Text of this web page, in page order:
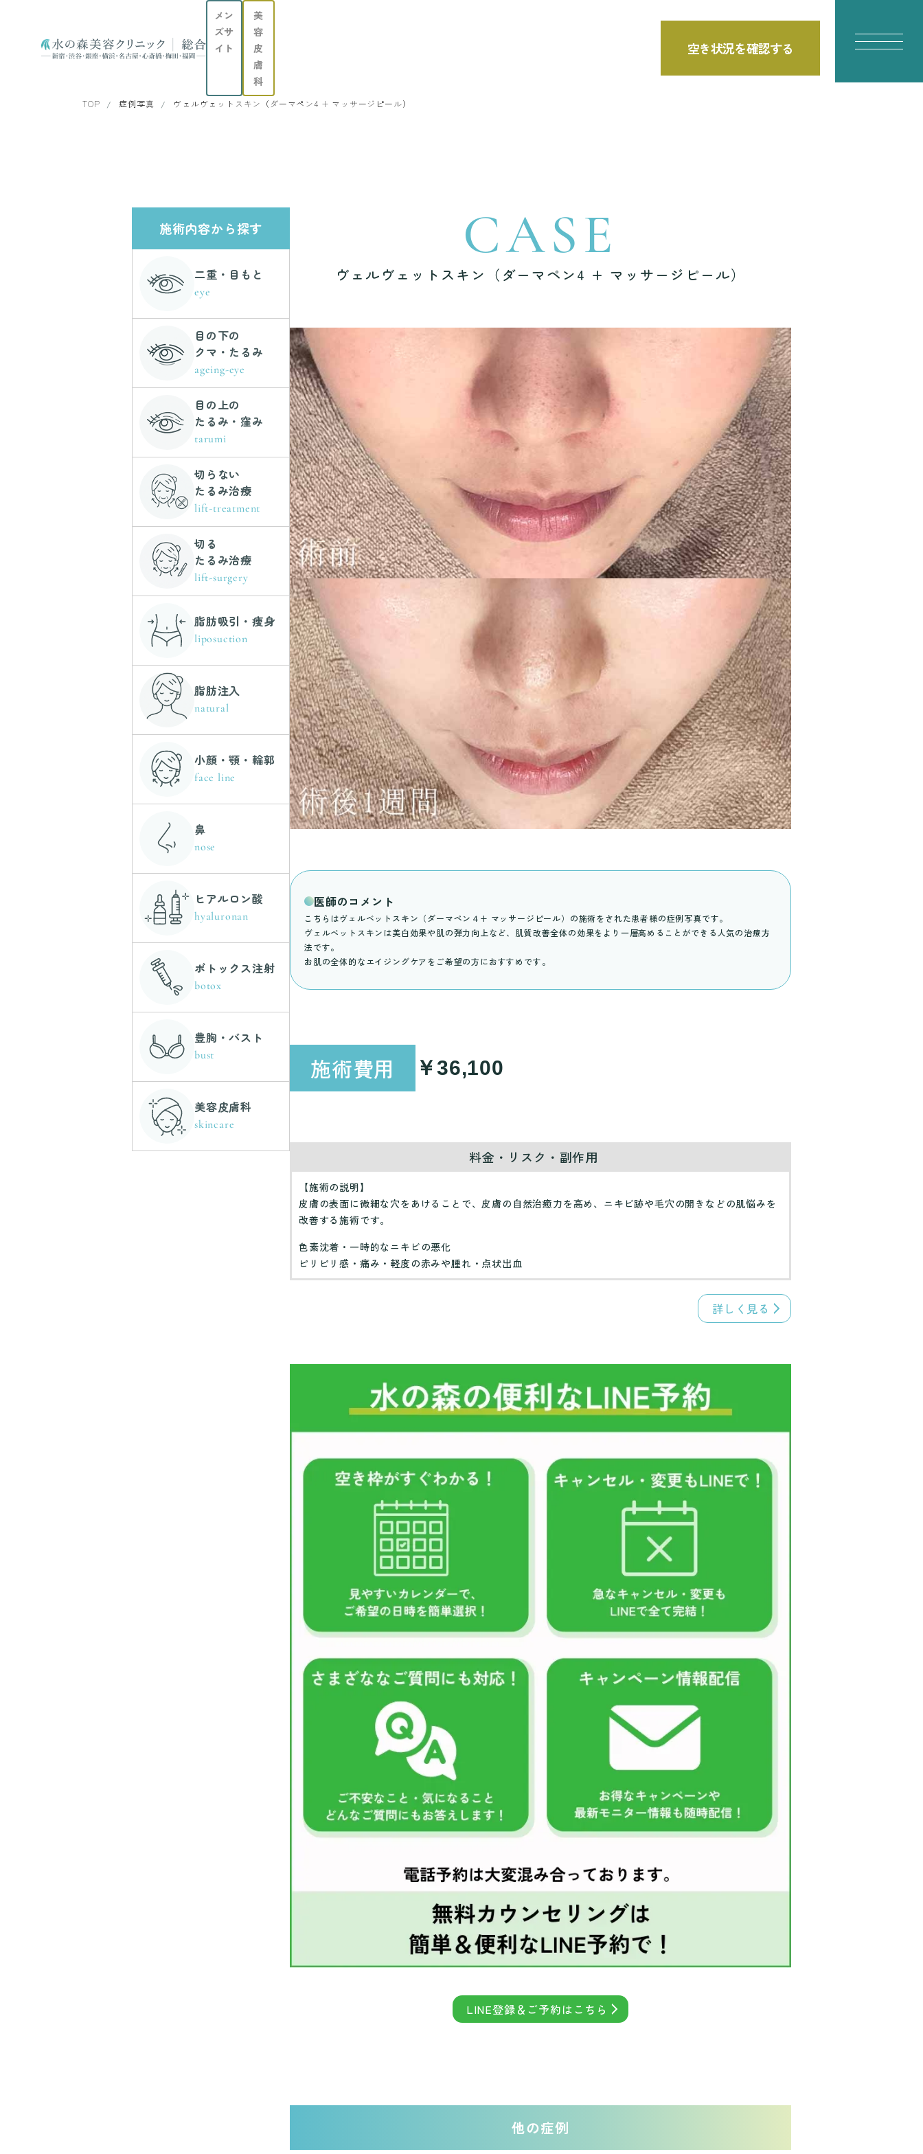
メン
ズサ
イト
美
容
皮
膚
科
空き状況を確認する
TOP 症例写真 ヴェルヴェットスキン（ダーマペン4 + マッサージピール）
CASE
ヴェルヴェットスキン（ダーマペン4 + マッサージピール）
医師のコメント
こちらはヴェルベットスキン（ダーマペン４+ マッサージピール）の施術をされた患者様の症例写真です。
ヴェルベットスキンは美白効果や肌の弾力向上など、肌質改善全体の効果をより一層高めることができる人気の治療方
法です。
お肌の全体的なエイジングケアをご希望の方におすすめです。
施術費用 ￥36,100
料金・リスク・副作用
【施術の説明】
皮膚の表面に微細な穴をあけることで、皮膚の自然治癒力を高め、ニキビ跡や毛穴の開きなどの肌悩みを
改善する施術です。
色素沈着・一時的なニキビの悪化
ピリピリ感・痛み・軽度の赤みや腫れ・点状出血
詳しく見る
LINE登録＆ご予約はこちら
他の症例
施術内容から探す
二重・目もと
eye
目の下の
クマ・たるみ
ageing-eye
目の上の
たるみ・窪み
tarumi
切らない
たるみ治療
lift-treatment
切る
たるみ治療
lift-surgery
脂肪吸引・痩身
liposuction
脂肪注入
natural
小顔・顎・輪郭
face line
鼻
nose
ヒアルロン酸
hyaluronan
ボトックス注射
botox
豊胸・バスト
bust
美容皮膚科
skincare